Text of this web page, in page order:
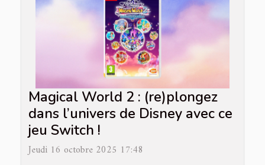
Magical World 2 : (re)plongez
dans l’univers de Disney avec ce
jeu Switch !
Jeudi 16 octobre 2025 17:48